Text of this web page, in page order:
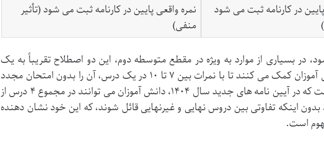
در کارنامه ثبت می شود
نمره واقعی پایین در کارنامه ثبت می شود (تأثیر
منفی)
در بسیاری از موارد به ویژه در مقطع متوسطه دوم، این دو اصطلاح تقریباً به یک
مفهوم اشاره دارند و به دانش آموزان کمک می کنند تا با نمرات بین ۷ تا ۱۰ در یک درس، آن را بدون امتحان مجدد
پاس کنند. نکته مهم این است که در آیین نامه های جدید سال ۱۴۰۴، دانش آموزان می توانند در مجموع ۴ درس از
اینکه تفاوتی بین دروس نهایی و غیرنهایی قائل شوند، که این خود نشان دهنده
است.